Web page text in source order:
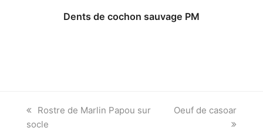
Dents de cochon sauvage PM
previous
post:
Rostre de Marlin Papou sur
socle
next
Oeuf de casoar